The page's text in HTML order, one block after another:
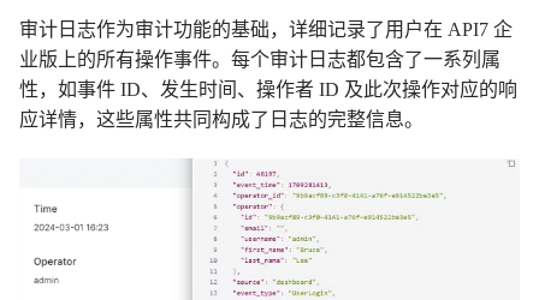
审计日志作为审计功能的基础，详细记录了用户在 API7 企
业版上的所有操作事件。每个审计日志都包含了一系列属
性，如事件 ID、发生时间、操作者 ID 及此次操作对应的响
应详情，这些属性共同构成了日志的完整信息。